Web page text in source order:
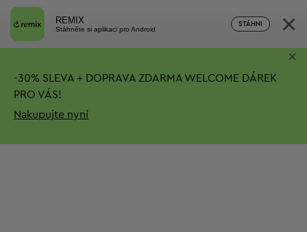
REMIX
Stáhněte si aplikaci pro Android
STÁHNI ×
-30% SLEVA + DOPRAVA ZDARMA WELCOME DÁREK
PRO VÁS!
Nakupujte nyní
×